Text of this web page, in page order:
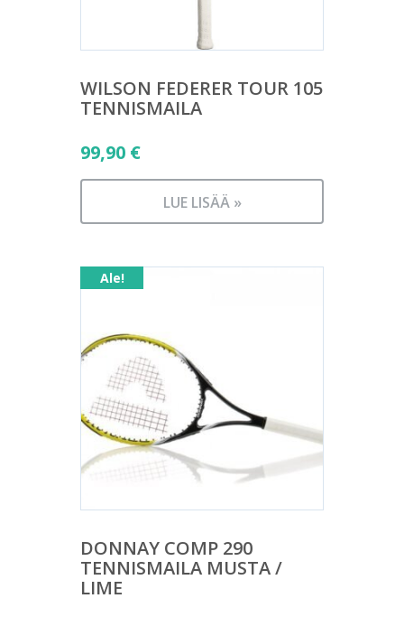
WILSON FEDERER TOUR 105
TENNISMAILA
99,90 €
LUE LISÄÄ »
Ale!
DONNAY COMP 290
TENNISMAILA MUSTA /
LIME